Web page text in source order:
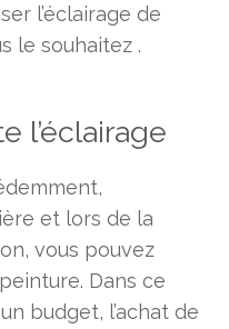
l’éclairage de
le souhaitez .
l’éclairage
et lors de la
vous pouvez
Dans ce
budget, l’achat de